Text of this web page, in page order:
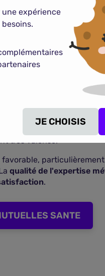
réside dans la
couverture
solide en cas d'
accompagnement
explications claires et
en lumière lapertinence
très valorisé.
favorable,
qualité de l'expertise
.
SANTE
une expérience
JE CHOISIS